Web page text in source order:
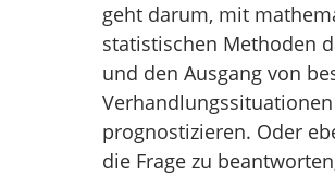
geht darum, mit
statistischen Methoden
und den Ausgang von
prognostizieren. Oder
die Frage zu